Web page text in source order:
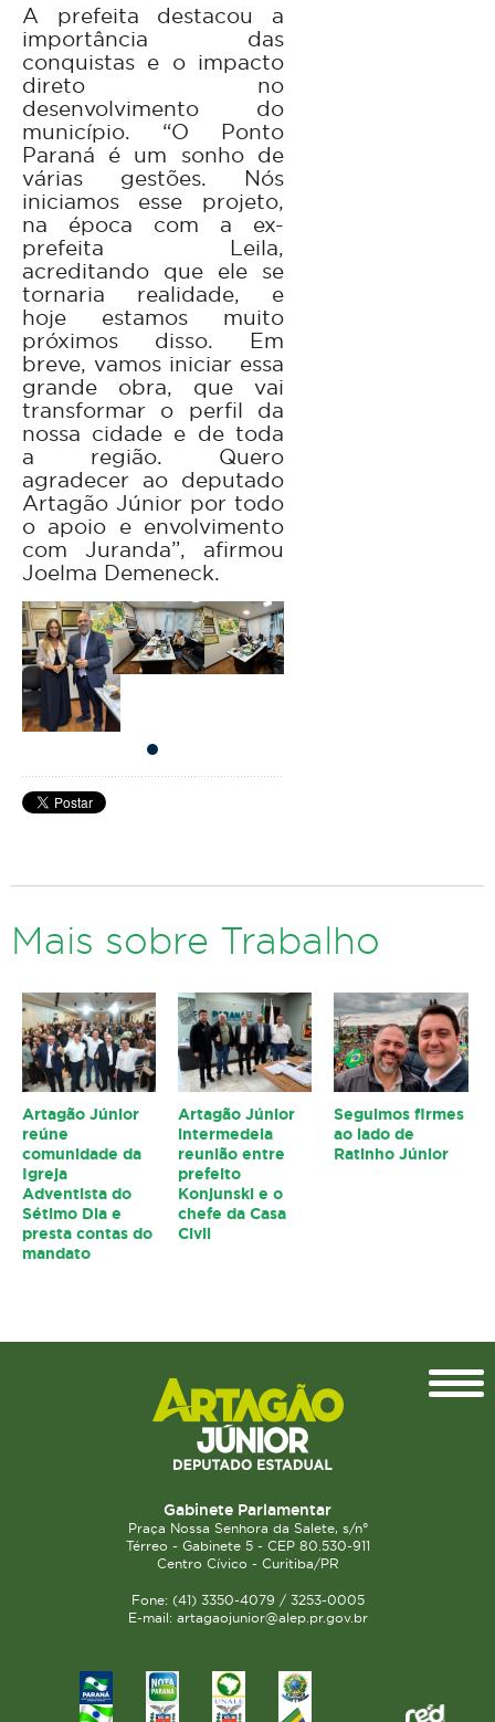
A prefeita destacou a
importância das
conquistas e o impacto
direto no
desenvolvimento do
município. “O Ponto
Paraná é um sonho de
várias gestões. Nós
iniciamos esse projeto,
na época com a ex-
prefeita Leila,
acreditando que ele se
tornaria realidade, e
hoje estamos muito
próximos disso. Em
breve, vamos iniciar essa
grande obra, que vai
transformar o perfil da
nossa cidade e de toda
a região. Quero
agradecer ao deputado
Artagão Júnior por todo
o apoio e envolvimento
com Juranda”, afirmou
Joelma Demeneck.
Mais sobre Trabalho
Artagão Júnior
reúne
comunidade da
Igreja
Adventista do
Sétimo Dia e
presta contas do
mandato
Artagão Júnior
intermedeia
reunião entre
prefeito
Konjunski e o
chefe da Casa
Civil
Seguimos firmes
ao lado de
Ratinho Júnior
Gabinete Parlamentar
Praça Nossa Senhora da Salete, s/n°
Térreo - Gabinete 5 - CEP 80.530-911
Centro Cívico - Curitiba/PR
Fone: (41) 3350-4079 / 3253-0005
E-mail: artagaojunior@alep.pr.gov.br